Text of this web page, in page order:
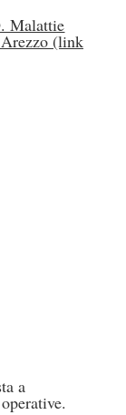
Malattie
(link
a